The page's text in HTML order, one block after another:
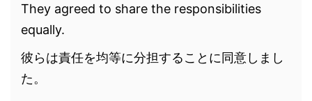
They agreed to share the responsibilities
equally.
彼らは責任を均等に分担することに同意しまし
た。